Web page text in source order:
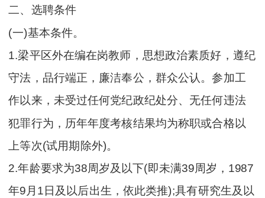
二、选聘条件
(一)基本条件。
1.梁平区外在编在岗教师，思想政治素质好，遵纪
守法，品行端正，廉洁奉公，群众公认。参加工
作以来，未受过任何党纪政纪处分、无任何违法
犯罪行为，历年年度考核结果均为称职或合格以
上等次(试用期除外)。
2.年龄要求为38周岁及以下(即未满39周岁，1987
年9月1日及以后出生，依此类推);具有研究生及以